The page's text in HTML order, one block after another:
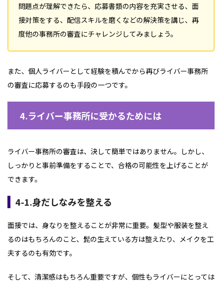
問題点が理解できたら、応募書類の内容を充実させる、面
接対策をする、配信スキルを磨くなどの解決策を講じ、再
度他の事務所の審査にチャレンジしてみましょう。
また、個人ライバーとして経験を積んでから再びライバー事務所
の審査に応募するのも手段の一つです。
4.ライバー事務所に受かるためには
ライバー事務所の審査は、決して簡単ではありません。しかし、
しっかりと事前準備をすることで、合格の可能性を上げることが
できます。
4-1.身だしなみを整える
面接では、身なりを整えることが非常に重要。髪型や服装を整え
るのはもちろんのこと、髭の生えている方は整えたり、メイクを工
夫するのも有効です。
そして、清潔感はもちろん重要ですが、個性もライバーにとっては